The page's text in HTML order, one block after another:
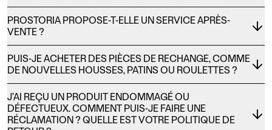
PROSTORIA PROPOSE-T-ELLE UN SERVICE APRÈS-
VENTE ?
PUIS-JE ACHETER DES PIÈCES DE RECHANGE, COMME
DE NOUVELLES HOUSSES, PATINS OU ROULETTES ?
J’AI REÇU UN PRODUIT ENDOMMAGÉ OU
DÉFECTUEUX. COMMENT PUIS-JE FAIRE UNE
RÉCLAMATION ? QUELLE EST VOTRE POLITIQUE DE